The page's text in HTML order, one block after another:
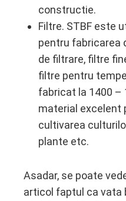
constructie.
Filtre. STBF este
pentru fabricarea
de filtrare, filtre
filtre pentru
fabricat la 1400 –
material excelent
cultivarea
plante etc.
Asadar, se poate
articol faptul ca vata